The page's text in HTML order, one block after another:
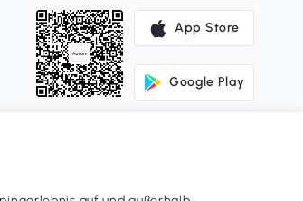
App Store
Google Play